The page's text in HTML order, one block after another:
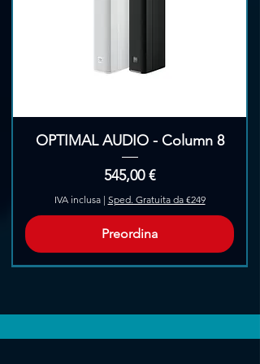
OPTIMAL AUDIO - Column 8
Prezzo
545,00 €
IVA inclusa| Sped. Gratuita da €249
Preordina